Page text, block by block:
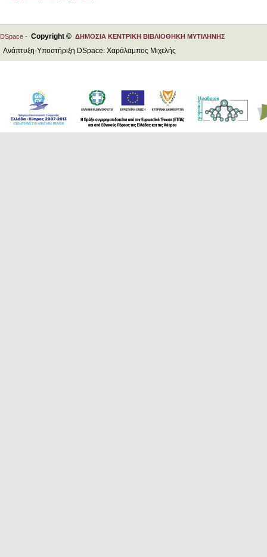
DSpace - Copyright © ΔΗΜΟΣΙΑ ΚΕΝΤΡΙΚΗ ΒΙΒΛΙΟΘΗΚΗ ΜΥΤΙΛΗΝΗΣ
Ανάπτυξη-Υποστήριξη DSpace: Χαράλαμπος Μιχελής